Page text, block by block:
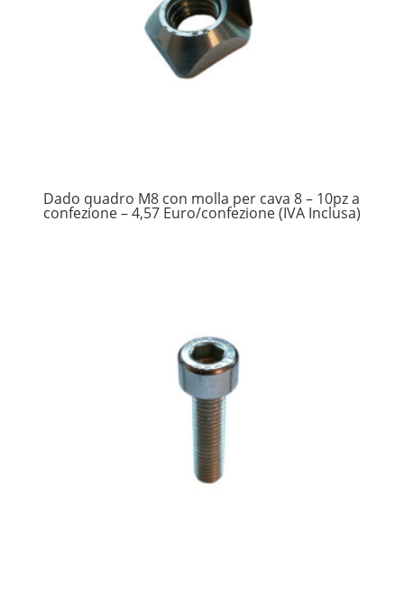
Dado quadro M8 con molla per cava 8 – 10pz a
confezione – 4,57 Euro/confezione (IVA Inclusa)